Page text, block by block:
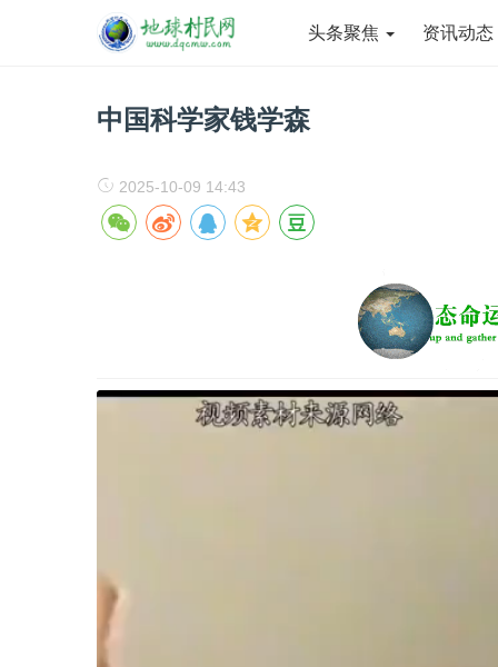
头条聚焦 资讯动态
中国科学家钱学森
2025-10-09 14:43